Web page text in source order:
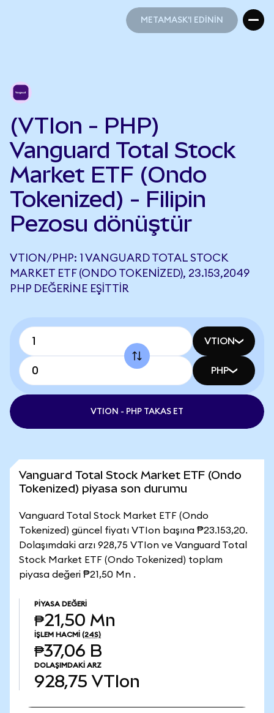
METAMASK'I EDİNİN
(VTIon - PHP)
Vanguard Total Stock
Market ETF (Ondo
Tokenized) - Filipin
Pezosu dönüştür
VTION/PHP: 1 VANGUARD TOTAL STOCK
MARKET ETF (ONDO TOKENIZED), 23.153,2049
PHP DEĞERINE EŞITTIR
VTION
PHP
VTION - PHP TAKAS ET
Vanguard Total Stock Market ETF (Ondo
Tokenized) piyasa son durumu
Vanguard Total Stock Market ETF (Ondo
Tokenized) güncel fiyatı VTIon başına ₱23.153,20.
Dolaşımdaki arzı 928,75 VTIon ve Vanguard Total
Stock Market ETF (Ondo Tokenized) toplam
piyasa değeri ₱21,50 Mn .
PIYASA DEĞERI
₱21,50 Mn
İŞLEM HACMI (24S)
₱37,06 B
DOLAŞIMDAKI ARZ
928,75 VTIon